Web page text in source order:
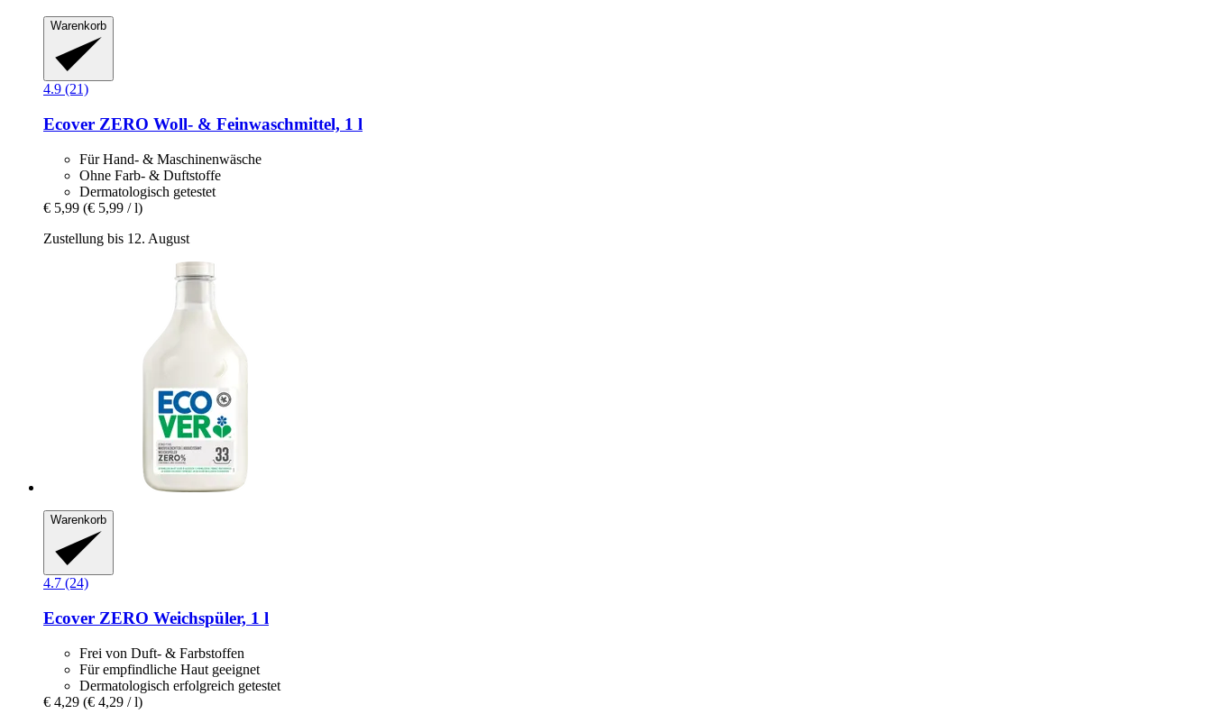
Warenkorb
4.9 (21)
Ecover ZERO Woll-​ & Feinwaschmittel, 1 l
Für Hand- & Maschinenwäsche
Ohne Farb- & Duftstoffe
Dermatologisch getestet
€ 5,99 (€ 5,99 / l)
Zustellung bis 12. August
Warenkorb
4.7 (24)
Ecover ZERO Weichspüler, 1 l
Frei von Duft- & Farbstoffen
Für empfindliche Haut geeignet
Dermatologisch erfolgreich getestet
€ 4,29 (€ 4,29 / l)